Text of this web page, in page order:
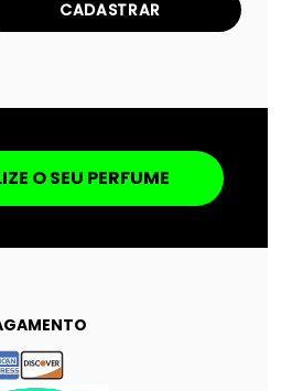
CADASTRAR
O SEU PERFUME